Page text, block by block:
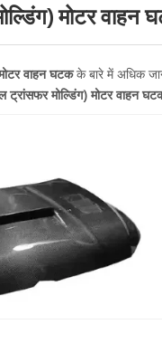
मोटर वाहन
वाहन घटकके बारे में अधिक
ट्रांसफर मोल्डिंग) मोटर वाहन